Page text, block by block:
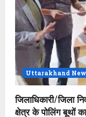
i
o
n
Uttarakhand
जिलाधिकारी/जिला
क्षेत्र के पोलिंग बूथों